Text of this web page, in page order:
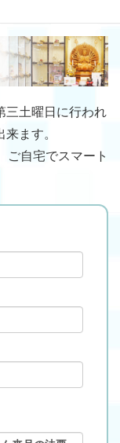
三土曜日に行われ
ます。
ご自宅でスマート